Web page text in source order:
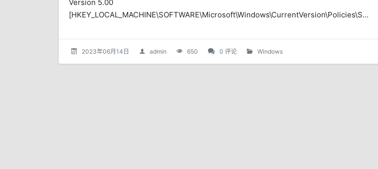
Version 5.00
[HKEY_LOCAL_MACHINE\SOFTWARE\Microsoft\Windows\CurrentVersion\Policies\S...
2023年06月14日 admin 650 0 评论 Windows